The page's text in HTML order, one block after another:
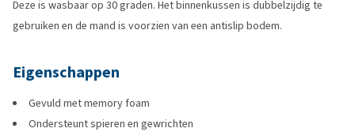
Deze is wasbaar op 30 graden. Het binnenkussen is dubbelzijdig te
gebruiken en de mand is voorzien van een antislip bodem.
Eigenschappen
Gevuld met memory foam
Ondersteunt spieren en gewrichten